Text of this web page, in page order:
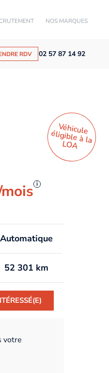
NOS MARQUES
RDV 02 57 87 14 92
i
Véhicule
éligible à la
LO
A
Automatique
52 301 km
votre